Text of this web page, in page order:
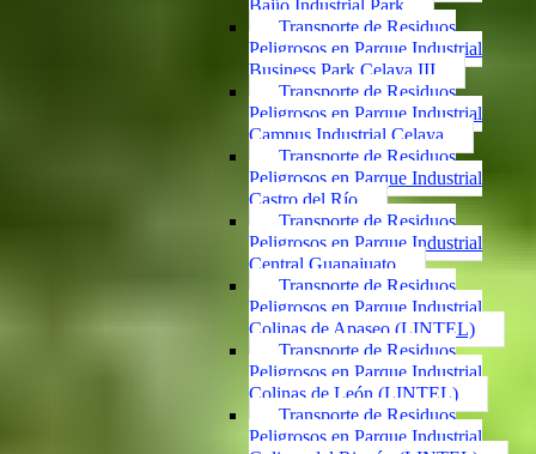
Bajío Industrial Park
Transporte de Residuos
Peligrosos en Parque Industrial
Business Park Celaya III
Transporte de Residuos
Peligrosos en Parque Industrial
Campus Industrial Celaya
Transporte de Residuos
Peligrosos en Parque Industrial
Castro del Río
Transporte de Residuos
Peligrosos en Parque Industrial
Central Guanajuato
Transporte de Residuos
Peligrosos en Parque Industrial
Colinas de Apaseo (LINTEL)
Transporte de Residuos
Peligrosos en Parque Industrial
Colinas de León (LINTEL)
Transporte de Residuos
Peligrosos en Parque Industrial